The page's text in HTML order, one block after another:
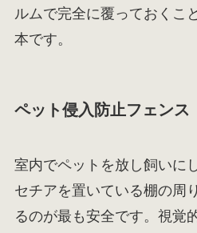
ルムで完全に覆っておくこ
本です。
ペット侵入防止フェンス
室内でペットを放し飼いに
セチアを置いている棚の周
るのが最も安全です。視覚